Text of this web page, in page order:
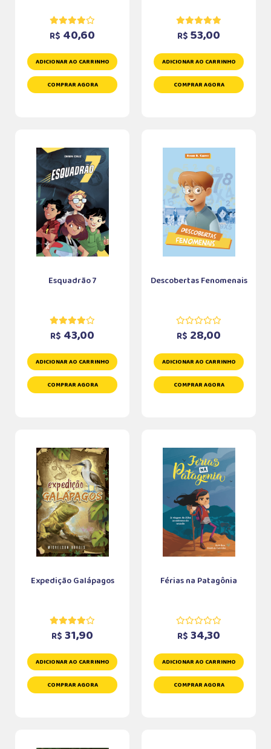
R$ 40,60
ADICIONAR AO CARRINHO
COMPRAR AGORA
R$ 53,00
ADICIONAR AO CARRINHO
COMPRAR AGORA
Esquadrão 7
R$ 43,00
ADICIONAR AO CARRINHO
COMPRAR AGORA
Descobertas Fenomenais
R$ 28,00
ADICIONAR AO CARRINHO
COMPRAR AGORA
Expedição Galápagos
R$ 31,90
ADICIONAR AO CARRINHO
COMPRAR AGORA
Férias na Patagônia
R$ 34,30
ADICIONAR AO CARRINHO
COMPRAR AGORA